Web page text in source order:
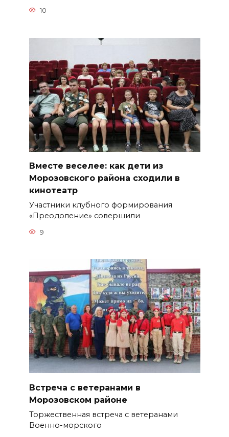
10
Вместе веселее: как дети из
Морозовского района сходили в
кинотеатр
Участники клубного формирования
«Преодоление» совершили
9
Встреча с ветеранами в
Морозовском районе
Торжественная встреча с ветеранами
Военно-морского